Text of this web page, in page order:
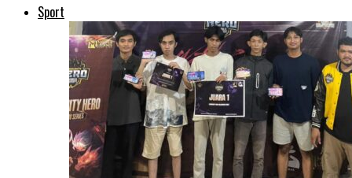
Sport